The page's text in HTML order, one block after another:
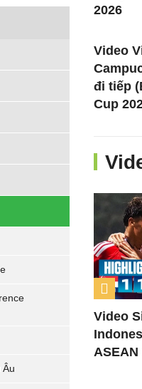
Âu
2026
Video
đi tiếp
Cup
Video
ASEAN